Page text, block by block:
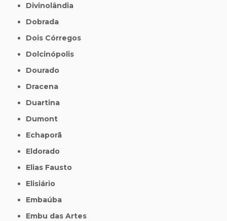
Divinolândia
Dobrada
Dois Córregos
Dolcinópolis
Dourado
Dracena
Duartina
Dumont
Echaporã
Eldorado
Elias Fausto
Elisiário
Embaúba
Embu das Artes